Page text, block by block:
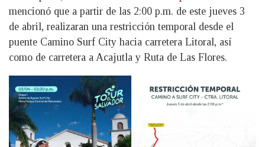
mencionó que a partir de las 2:00 p.m. de este jueves 3
de abril, realizaran una restricción temporal desde el
puente Camino Surf City hacia carretera Litoral, así
como de carretera a Acajutla y Ruta de Las Flores.